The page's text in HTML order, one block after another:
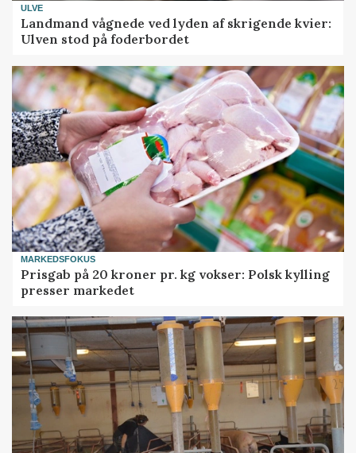
ULVE
Landmand vågnede ved lyden af skrigende kvier:
Ulven stod på foderbordet
MARKEDSFOKUS
Prisgab på 20 kroner pr. kg vokser: Polsk kylling
presser markedet